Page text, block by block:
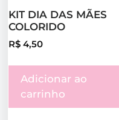
KIT DIA DAS MÃES
COLORIDO
R$ 4,50
Adicionar ao
carrinho